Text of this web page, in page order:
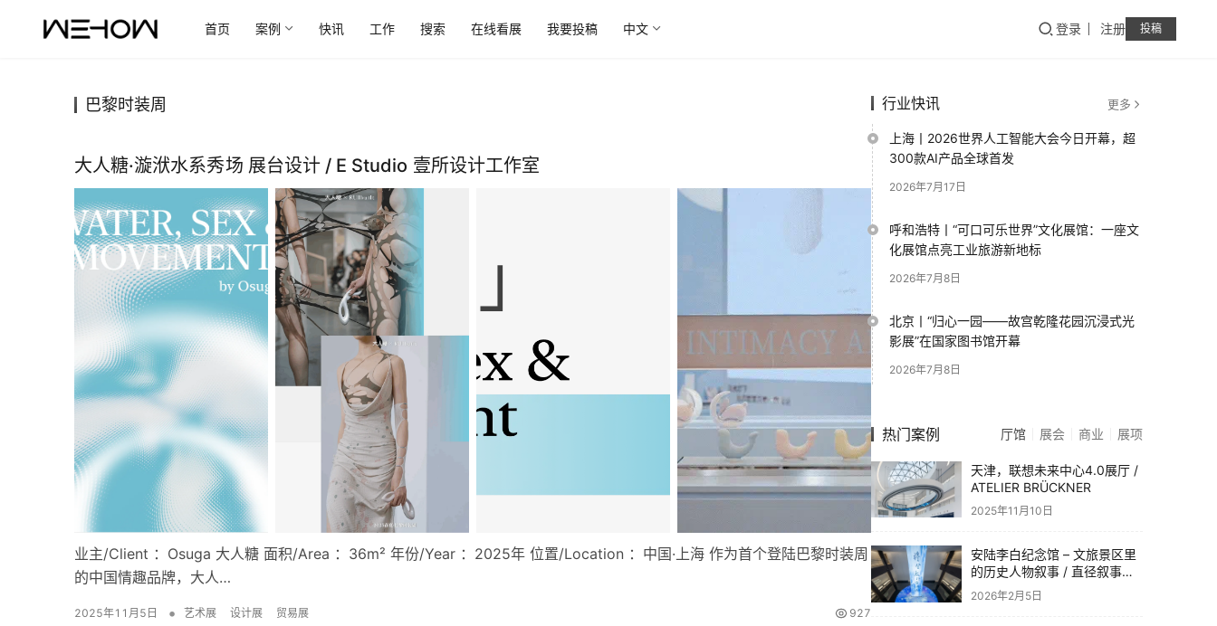
首页 案例 快讯 工作 搜索 在线看展 我要投稿 中文 登录 注册 投稿
巴黎时装周
大人糖·漩洑水系秀场 展台设计 / E Studio 壹所设计工作室
业主/Client ：Osuga 大人糖 面积/Area ：36m² 年份/Year ：2025年 位置/Location ：中国·上海 作为首个登陆巴黎时装周
的中国情趣品牌，大人…
2025年11月5日 • 艺术展 设计展 贸易展 927
行业快讯 更多
上海丨2026世界人工智能大会今日开幕，超
300款AI产品全球首发
2026年7月17日
呼和浩特丨“可口可乐世界”文化展馆：一座文
化展馆点亮工业旅游新地标
2026年7月8日
北京丨“归心一园——故宫乾隆花园沉浸式光
影展”在国家图书馆开幕
2026年7月8日
热门案例 厅馆 展会 商业 展项
天津，联想未来中心4.0展厅 /
ATELIER BRÜCKNER
2025年11月10日
安陆李白纪念馆 – 文旅景区里
的历史人物叙事 / 直径叙事设
计
2026年2月5日